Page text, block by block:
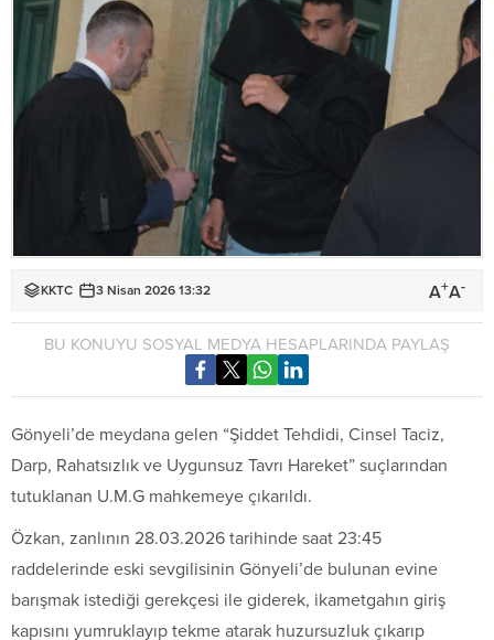
KKTC 3 Nisan 2026 13:32 A+A-
BU KONUYU SOSYAL MEDYA HESAPLARINDA PAYLAŞ
Gönyeli’de meydana gelen “Şiddet Tehdidi, Cinsel Taciz,
Darp, Rahatsızlık ve Uygunsuz Tavrı Hareket” suçlarından
tutuklanan U.M.G mahkemeye çıkarıldı.
Özkan, zanlının 28.03.2026 tarihinde saat 23:45
raddelerinde eski sevgilisinin Gönyeli’de bulunan evine
barışmak istediği gerekçesi ile giderek, ikametgahın giriş
kapısını yumruklayıp tekme atarak huzursuzluk çıkarıp